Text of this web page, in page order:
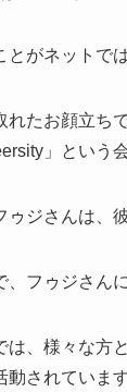
とがネットで
れたお顔立ち
」という
ゥジさんは、
、フゥジさん
は、様々な方
動されていま